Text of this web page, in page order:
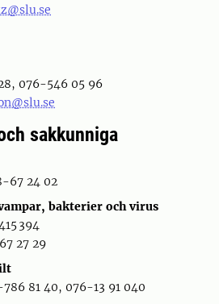
076-546 05 96
sakkunniga
67 24 02
bakterier och virus
394
27 29
81 40, 076-13 91 040